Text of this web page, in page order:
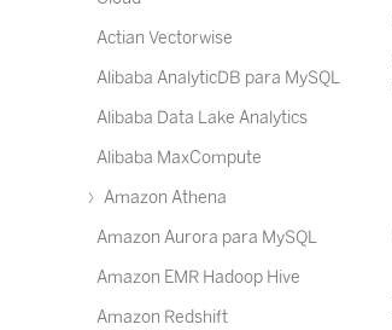
Actian Vectorwise
Alibaba AnalyticDB para MySQL
Alibaba Data Lake Analytics
Alibaba MaxCompute
Amazon Athena
Amazon Aurora para MySQL
Amazon EMR Hadoop Hive
Amazon Redshift